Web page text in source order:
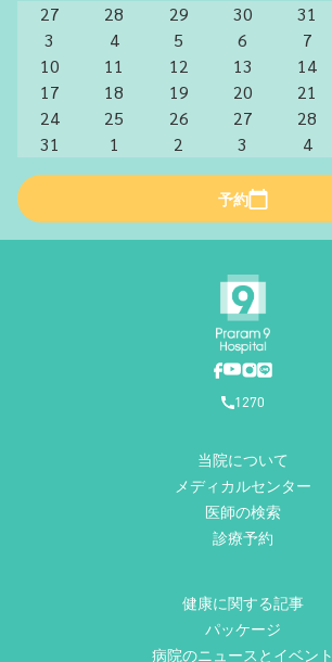
27
28 29 30 31
3
4 5 6 7
10
11 12 13 14
17
18 19 20 21
24
25 26 27 28
31
1 2 3 4
予約
1270
当院について
メディカルセンター
医師の検索
診療予約
健康に関する記事
パッケージ
病院のニュースとイベント